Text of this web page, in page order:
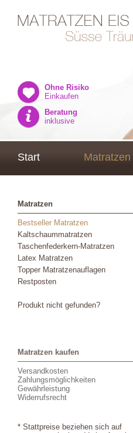
Ohne Risiko
Einkaufen
Beratung
inklusive
Start Matratzen
Matratzen
Bestseller Matratzen
Kaltschaummatratzen
Taschenfederkern-Matratzen
Latex Matratzen
Topper Matratzenauflagen
Restposten
Produkt nicht gefunden?
Matratzen kaufen
Versandkosten
Zahlungsmöglichkeiten
Gewährleistung
Widerrufsrecht
* Stattpreise beziehen sich auf